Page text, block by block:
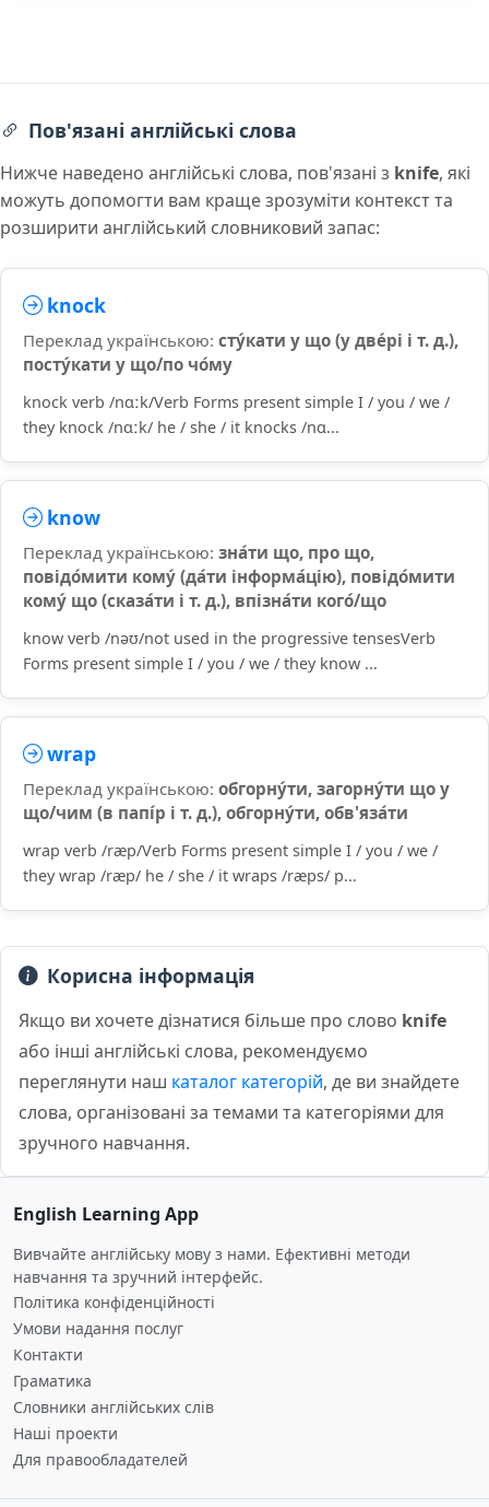
Пов'язані англійські слова
Нижче наведено англійські слова, пов'язані з knife, які
можуть допомогти вам краще зрозуміти контекст та
розширити англійський словниковий запас:
knock
Переклад українською: сту́кати у що (у две́рі і т. д.),
посту́кати у що/по чо́му
knock verb /nɑːk/Verb Forms present simple I / you / we /
they knock /nɑːk/ he / she / it knocks /nɑ...
know
Переклад українською: зна́ти що, про що,
повідо́мити кому́ (да́ти інформа́цію), повідо́мити
кому́ що (сказа́ти і т. д.), впізна́ти кого́/що
know verb /nəʊ/not used in the progressive tensesVerb
Forms present simple I / you / we / they know ...
wrap
Переклад українською: обгорну́ти, загорну́ти що у
що/чим (в папі́р і т. д.), обгорну́ти, обв'яза́ти
wrap verb /ræp/Verb Forms present simple I / you / we /
they wrap /ræp/ he / she / it wraps /ræps/ p...
Корисна інформація
Якщо ви хочете дізнатися більше про слово knife
або інші англійські слова, рекомендуємо
переглянути наш каталог категорій, де ви знайдете
слова, організовані за темами та категоріями для
зручного навчання.
English Learning App
Вивчайте англійську мову з нами. Ефективні методи
навчання та зручний інтерфейс.
Політика конфіденційності
Умови надання послуг
Контакти
Граматика
Словники англійських слів
Наші проекти
Для правообладателей